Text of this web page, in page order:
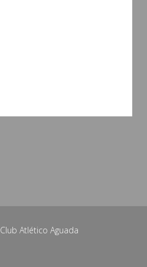
Club Atlético Aguada